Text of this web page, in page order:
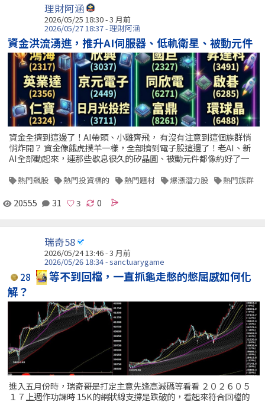
理財阿涵
2026/05/25 18:30 - 3 月前
2026/05/27 18:37 - 理財阿涵
資金洪流湧進，推升AI伺服器、低軌衛星、被動元件
資金全擠到這邊了！AI帶頭、小雞齊飛， 有沒有注意到這個族群悄
悄炸開？ 資金像餓虎撲羊一樣，全部擠到電子股這邊了！老AI、新
AI全部動起來，連那些歇息很久的矽晶圓、被動元件都像約好了一
熱門飆股 熱門投資標的 熱門題材 爆漲潛力股 熱門族群
20555 31 0
瑞奇58
2026/05/24 13:46 - 3 月前
2026/05/26 18:34 - sanctuarygame
28
等不到回檔，一直抓龜走憋的憋屈感如何化
解？
進入五月份時，瑞奇哥是打定主意先逢高減碼等看看 ２０２６０５
１７上週作功課時 15K的網狀線支撐是跌破的，看起來符合回檔的